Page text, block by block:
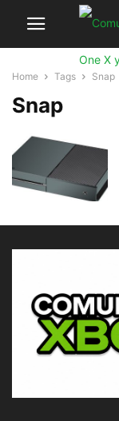
Home Tags Snap
Snap